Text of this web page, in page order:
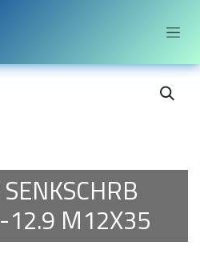
SENKSCHRB
M12X35